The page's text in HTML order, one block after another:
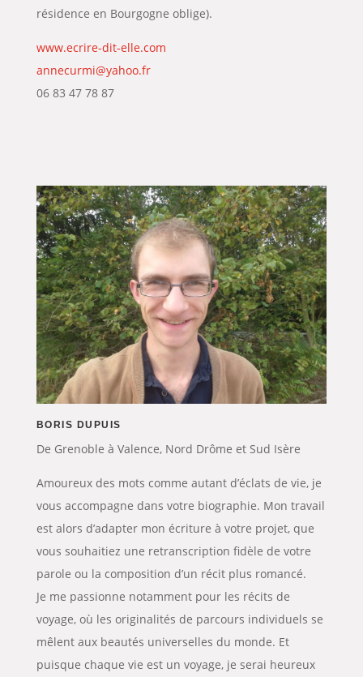
résidence en Bourgogne oblige).
www.ecrire-dit-elle.com
annecurmi@yahoo.fr
06 83 47 78 87
BORIS DUPUIS
De Grenoble à Valence, Nord Drôme et Sud Isère
Amoureux des mots comme autant d’éclats de vie, je
vous accompagne dans votre biographie. Mon travail
est alors d’adapter mon écriture à votre projet, que
vous souhaitiez une retranscription fidèle de votre
parole ou la composition d’un récit plus romancé.
Je me passionne notamment pour les récits de
voyage, où les originalités de parcours individuels se
mêlent aux beautés universelles du monde. Et
puisque chaque vie est un voyage, je serai heureux